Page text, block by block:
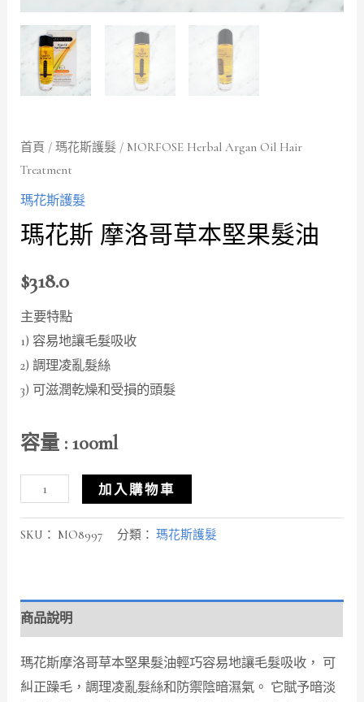
首頁 /瑪花斯護髮 / MORFOSE Herbal Argan Oil Hair
Treatment
瑪花斯護髮
瑪花斯 摩洛哥草本堅果髮油
$318.0
主要特點
1) 容易地讓毛髮吸收
2) 調理凌亂髮絲
3) 可滋潤乾燥和受損的頭髮
容量 : 100ml
加入購物車
SKU： MO8997 分類：瑪花斯護髮
商品說明
瑪花斯摩洛哥草本堅果髮油輕巧容易地讓毛髮吸收， 可
糾正躁毛，調理凌亂髮絲和防禦陰暗濕氣。 它賦予暗淡